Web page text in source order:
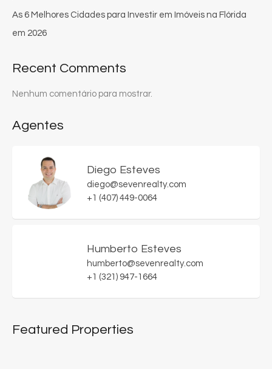
As 6 Melhores Cidades para Investir em Imóveis na Flórida
em 2026
Recent Comments
Nenhum comentário para mostrar.
Agentes
Diego Esteves
diego@sevenrealty.com
+1 (407) 449-0064
Humberto Esteves
humberto@sevenrealty.com
+1 (321) 947-1664
Featured Properties